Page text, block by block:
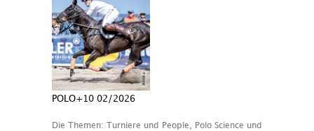
POLO+10 02/2026
Die Themen: Turniere und People, Polo Science und